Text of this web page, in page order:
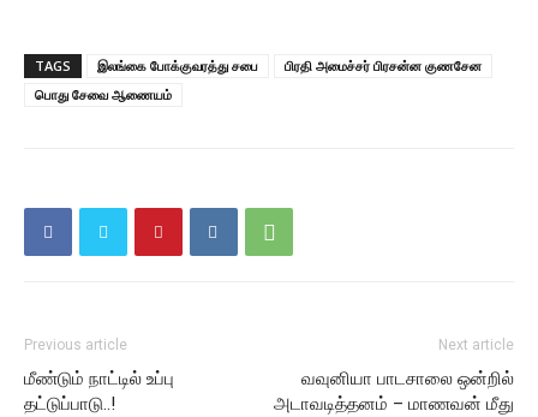
TAGS இலங்கை போக்குவரத்து சபை
பிரதி அமைச்சர் பிரசன்ன குணசேன
பொது சேவை ஆணையம்
Previous article
மீண்டும் நாட்டில் உப்பு
தட்டுப்பாடு..!
Next article
வவுனியா பாடசாலை ஒன்றில்
அடாவடித்தனம் – மாணவன் மீது